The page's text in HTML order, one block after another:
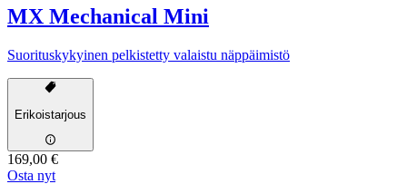
MX Mechanical Mini
Suorituskykyinen pelkistetty valaistu näppäimistö
Erikoistarjous
169,00 €
Osta nyt